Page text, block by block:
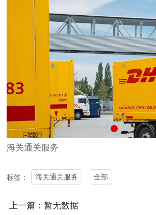
海关通关服务
标签： 海关通关服务 全部
上一篇：暂无数据